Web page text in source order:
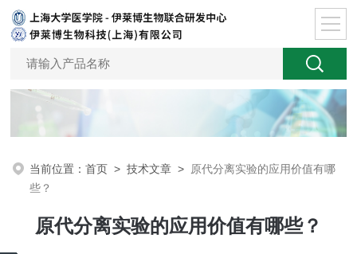
当前位置：首页 >技术文章 > 原代分离实验的应用价值有哪
些？
原代分离实验的应用价值有哪些？